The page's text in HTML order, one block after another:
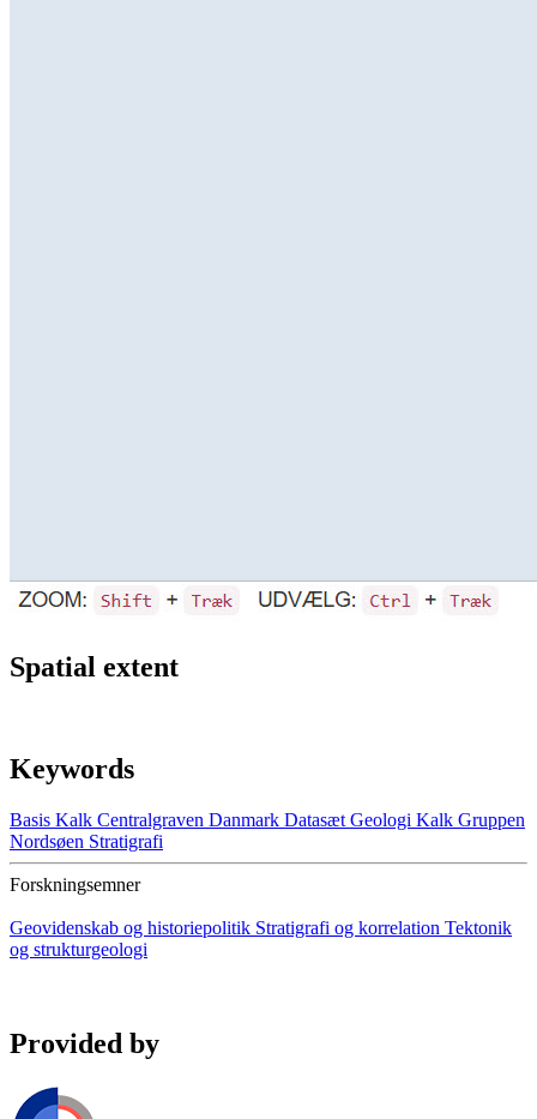
Spatial extent
Keywords
Basis Kalk Centralgraven Danmark Datasæt Geologi Kalk Gruppen
Nordsøen Stratigrafi
Forskningsemner
Geovidenskab og historiepolitik Stratigrafi og korrelation Tektonik
og strukturgeologi
Provided by